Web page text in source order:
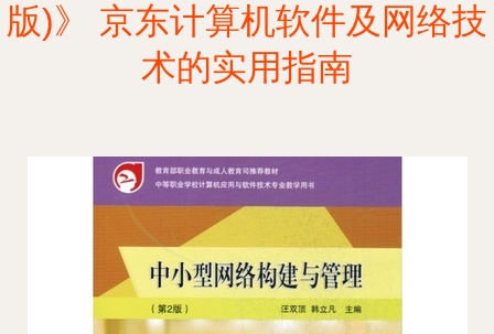
版)》 京东计算机软件及网络技
术的实用指南